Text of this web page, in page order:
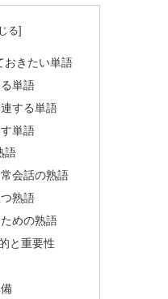
おきたい単語
単語
する単語
単語
語
会話の熟語
熟語
めの熟語
と重要性